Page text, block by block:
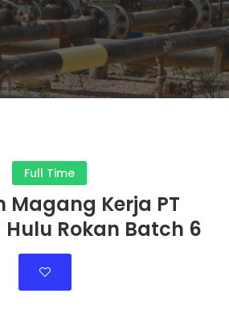
Full Time
Magang Kerja PT
Rokan Batch 6